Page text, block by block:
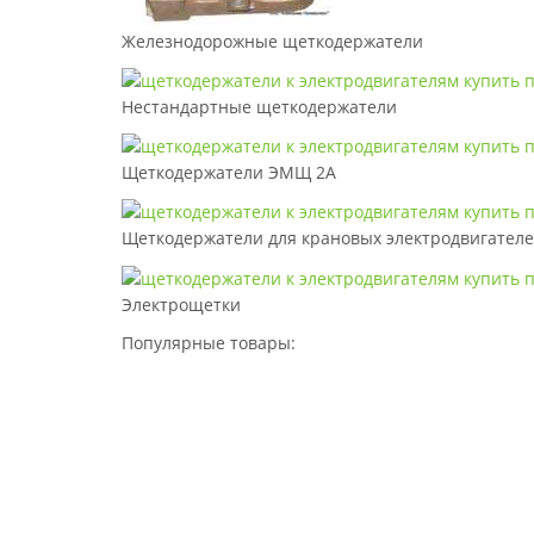
Железнодорожные щеткодержатели
Нестандартные щеткодержатели
Щеткодержатели ЭМЩ 2А
Щеткодержатели для крановых
Электрощетки
Популярные товары: